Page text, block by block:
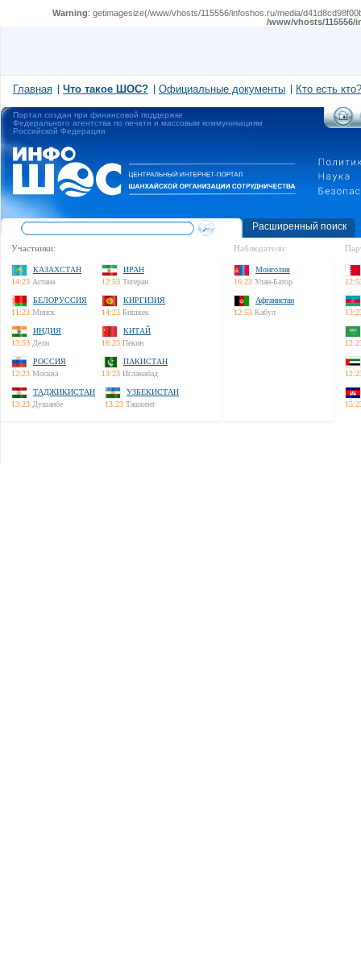
Warning: getimagesize(/www/vhosts/115556/infoshos.ru/media/
/www/vhosts/
Главная Что такое ШОС? Официальные документы Кто есть кто?
Портал создан при финансовой поддержке
Федерального агентства по печати и массовым коммуникациям
Российской Федерации
Расширенный поиск
Участники:
КАЗАХСТАН
14:23 Астана
ИРАН
12:53 Тегеран
БЕЛОРУССИЯ
11:23 Минск
КИРГИЗИЯ
14:23 Бишкек
ИНДИЯ
13:53 Дели
КИТАЙ
16:23 Пекин
РОССИЯ
12:23 Москва
ПАКИСТАН
13:23 Исламабад
ТАДЖИКИСТАН
13:23 Душанбе
УЗБЕКИСТАН
13:23 Ташкент
Наблюдатели:
Монголия
16:23 Улан-Батор
Афганистан
12:53 Кабул